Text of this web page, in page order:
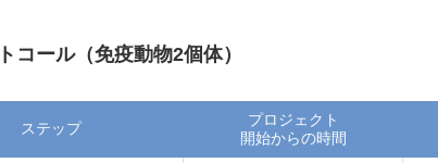
コール（免疫動物2個体）
ステップ
プロジェクト
開始からの時間